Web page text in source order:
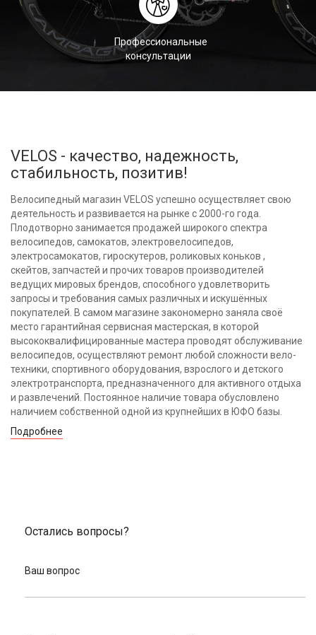
Профессиональные
консультации
VELOS - качество, надежность,
стабильность, позитив!
Велосипедный магазин VELOS успешно осуществляет свою
деятельность и развивается на рынке с 2000-го года.
Плодотворно занимается продажей широкого спектра
велосипедов, самокатов, электровелосипедов,
электросамокатов, гироскутеров, роликовых коньков ,
скейтов, запчастей и прочих товаров производителей
ведущих мировых брендов, способного удовлетворить
запросы и требования самых различных и искушённых
покупателей. В самом магазине закономерно заняла своё
место гарантийная сервисная мастерская, в которой
высококвалифицированные мастера проводят обслуживание
велосипедов, осуществляют ремонт любой сложности вело-
техники, спортивного оборудования, взрослого и детского
электротранспорта, предназначенного для активного отдыха
и развлечений. Постоянное наличие товара обусловлено
наличием собственной одной из крупнейших в ЮФО базы.
Подробнее
Остались вопросы?
Ваш вопрос